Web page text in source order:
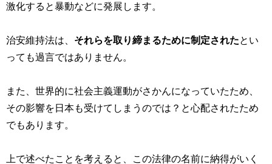
激化すると暴動などに発展します。
治安維持法は、 それらを取り締まるために制定された とい
っても過言ではありません。
また、世界的に社会主義運動がさかんになっていたため、
その影響を日本も受けてしまうのでは？と心配されたため
でもあります。
上で述べたことを考えると、この法律の名前に納得がいく